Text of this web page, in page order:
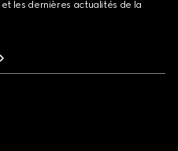
les dernières actualités de la